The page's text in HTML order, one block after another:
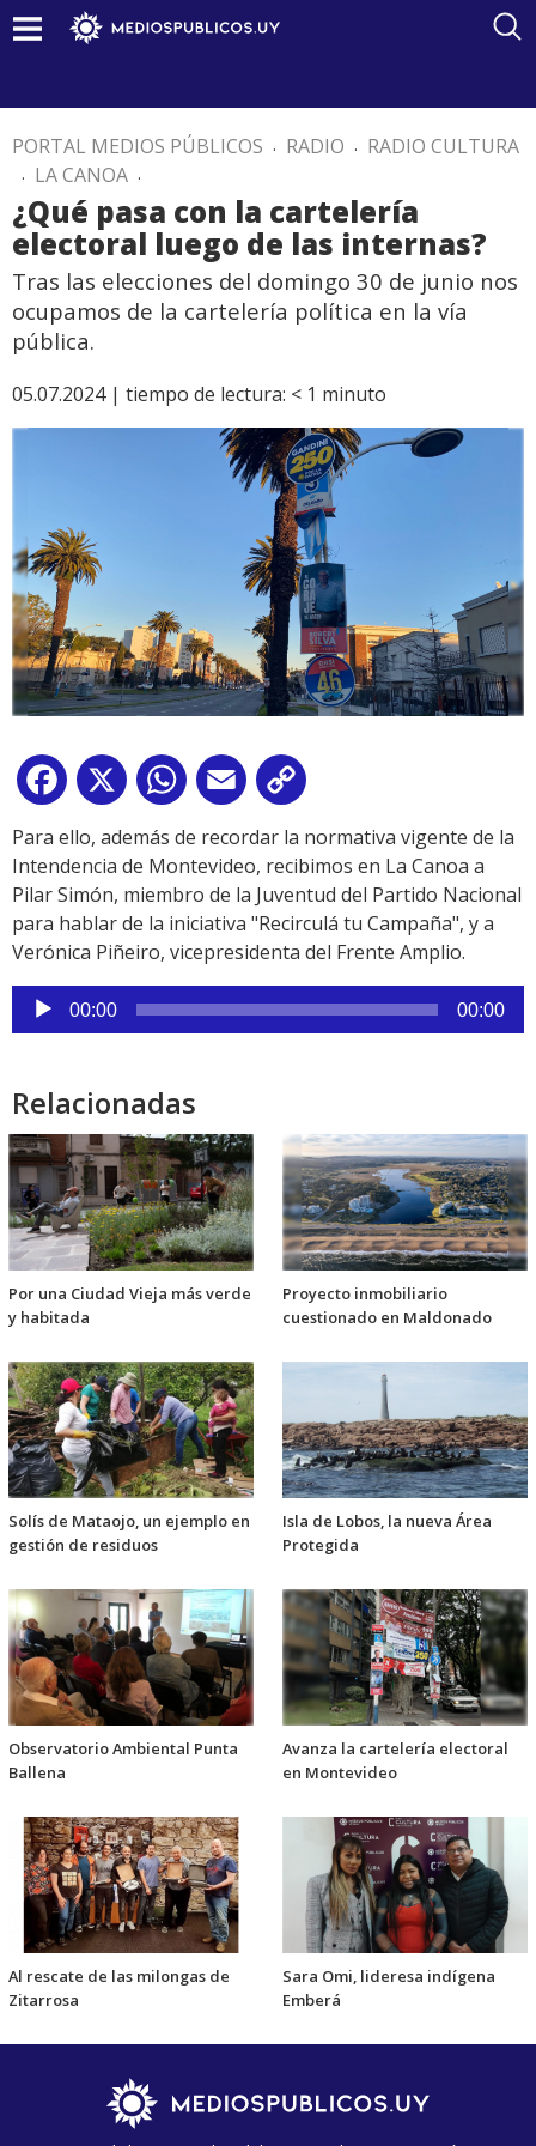
PORTAL MEDIOS PÚBLICOS . RADIO . RADIO CULTURA
. LA CANOA .
¿Qué pasa con la cartelería
electoral luego de las internas?
Tras las elecciones del domingo 30 de junio nos
ocupamos de la cartelería política en la vía
pública.
05.07.2024 | tiempo de lectura: < 1 minuto
Facebook
X WhatsApp
Email
Link
Para ello, además de recordar la normativa vigente de la
Intendencia de Montevideo, recibimos en La Canoa a
Pilar Simón, miembro de la Juventud del Partido Nacional
para hablar de la iniciativa "Recirculá tu Campaña", y a
Verónica Piñeiro, vicepresidenta del Frente Amplio.
Reproductor
de
00:00 00:00
Relacionadas
Por una Ciudad Vieja más verde
y habitada
Proyecto inmobiliario
cuestionado en Maldonado
Solís de Mataojo, un ejemplo en
gestión de residuos
Isla de Lobos, la nueva Área
Protegida
Observatorio Ambiental Punta
Ballena
Avanza la cartelería electoral
en Montevideo
Al rescate de las milongas de
Zitarrosa
Sara Omi, lideresa indígena
Emberá